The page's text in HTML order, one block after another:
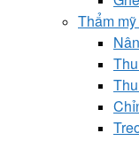
Thẩm